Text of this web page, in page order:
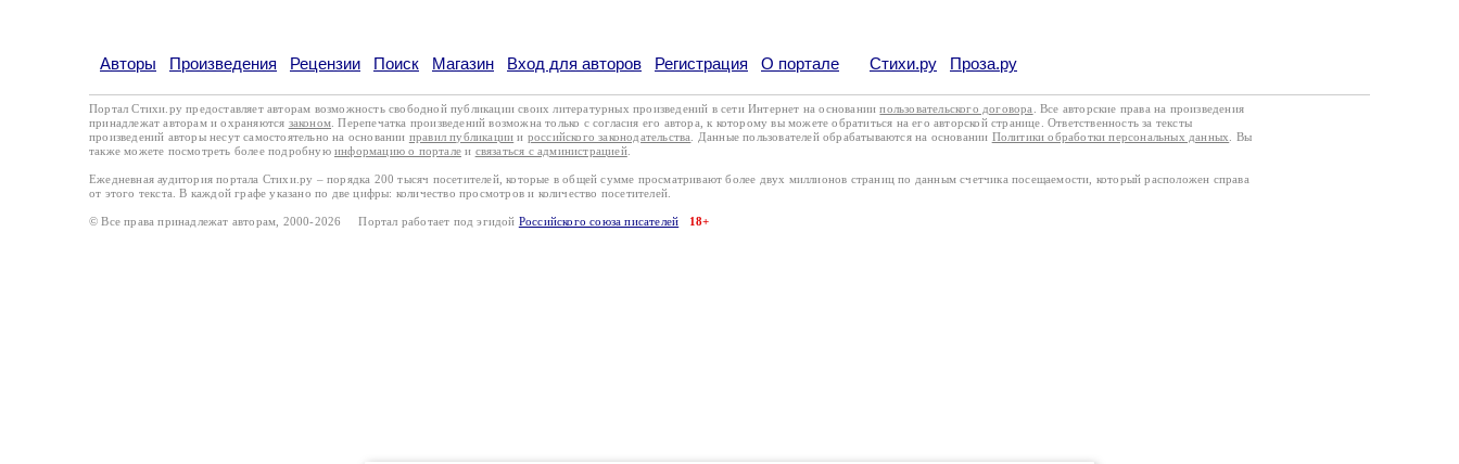
Авторы Произведения Рецензии Поиск Магазин Вход для авторов Регистрация О портале Стихи.ру Проза.ру
Портал Стихи.ру предоставляет авторам возможность свободной публикации своих литературных произведений в сети Интернет на основаниипользовательского договора
. Все авторские права на произведения
принадлежат авторам и охраняются законом . Перепечатка произведений возможна только с согласия его автора, к которому вы можете обратиться на его авторской странице. Ответственность за тексты
произведений авторы несут самостоятельно на основании правил публикации и российского законодательства . Данные пользователей обрабатываются на основании Политики обработки персональных данных
. Вы
также можете посмотреть более подробную информацию о портале и связаться с администрацией.
Ежедневная аудитория портала Стихи.ру – порядка 200 тысяч посетителей, которые в общей сумме просматривают более двух миллионов страниц по данным счетчика посещаемости, который расположен справа
от этого текста. В каждой графе указано по две цифры: количество просмотров и количество посетителей.
© Все права принадлежат авторам, 2000-2026 Портал работает под эгидой Российского союза писателей 18+